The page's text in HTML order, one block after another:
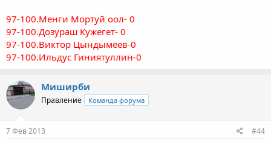
97-100.Менги Мортуй оол- 0
97-100.Дозураш Кужегет- 0
97-100.Виктор Цындымеев-0
97-100.Ильдус Гиниятуллин-0
Миширби
Правление Команда форума
7 Фев 2013 #44